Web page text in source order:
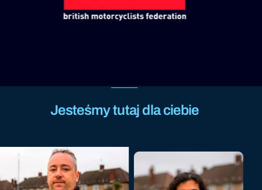
Jesteśmy tutaj dla ciebie